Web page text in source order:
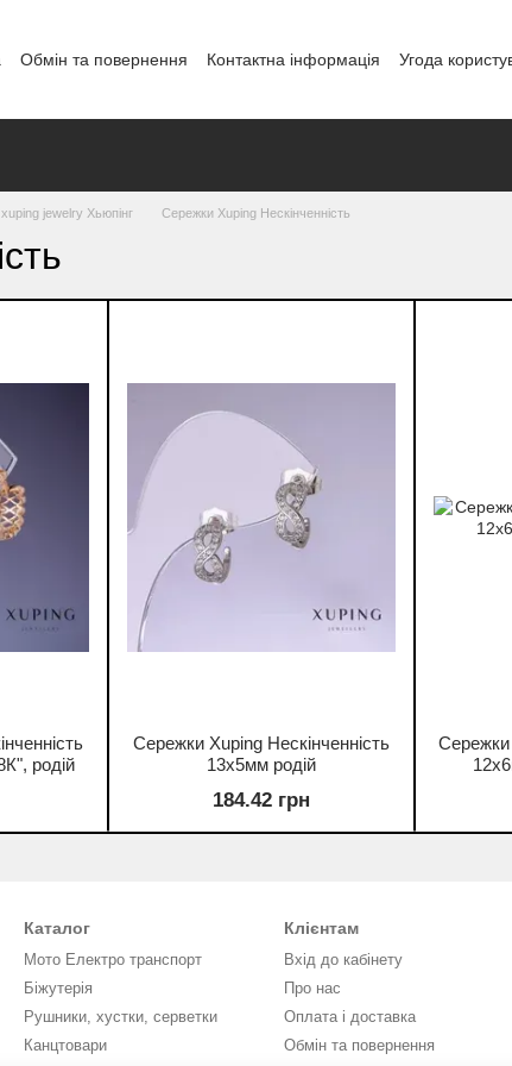
Обмін та повернення Контактна інформація
Угода
jewelry Хьюпінг Сережки Xuping Нескінченність
родій
Сережки Xuping Нескінченність
13х5мм родій
184.42 грн
Сережки
Каталог
Мото Електро транспорт
Біжутерія
Рушники, хустки, серветки
Канцтовари
Клієнтам
Вхід до кабінету
Про нас
Оплата і доставка
Обмін та повернення